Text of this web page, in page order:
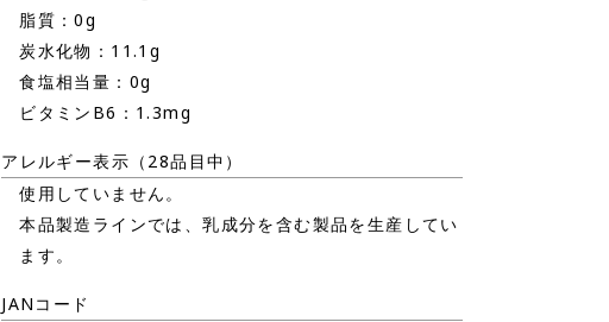
脂質：0g
炭水化物：11.1g
食塩相当量：0g
ビタミンB6：1.3mg
アレルギー表示（28品目中）
使用していません。
本品製造ラインでは、乳成分を含む製品を生産してい
ます。
JANコード